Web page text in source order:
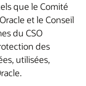
que le Comité
et le Conseil
du CSO
des
utilisées,